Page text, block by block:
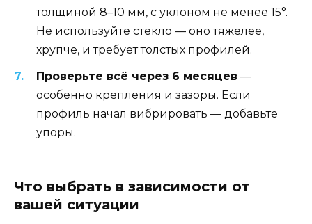
толщиной 8–10 мм, с уклоном не менее 15°.
Не используйте стекло — оно тяжелее,
хрупче, и требует толстых профилей.
Проверьте всё через 6 месяцев —
особенно крепления и зазоры. Если
профиль начал вибрировать — добавьте
упоры.
Что выбрать в зависимости от
вашей ситуации